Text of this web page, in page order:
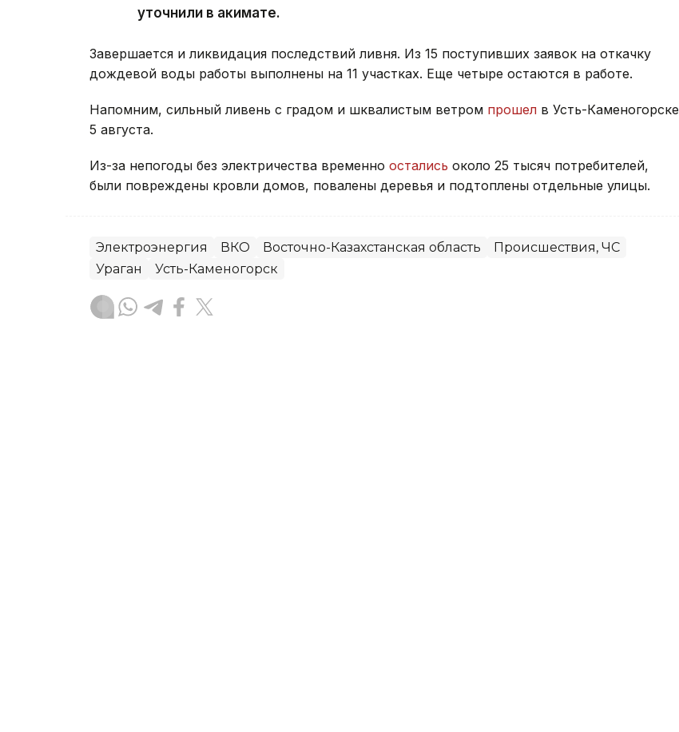
уточнили в акимате.
Завершается и ликвидация последствий ливня. Из 15 поступивших заявок на откачку
дождевой воды работы выполнены на 11 участках. Еще четыре остаются в работе.
Напомним, сильный ливень с градом и шквалистым ветром прошел в Усть-Каменогорске
5 августа.
Из-за непогоды без электричества временно остались около 25 тысяч потребителей,
были повреждены кровли домов, повалены деревья и подтоплены отдельные улицы.
Электроэнергия ВКО Восточно-Казахстанская область
Происшествия, ЧС
Ураган
Усть-Каменогорск